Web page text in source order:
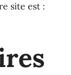
site est :